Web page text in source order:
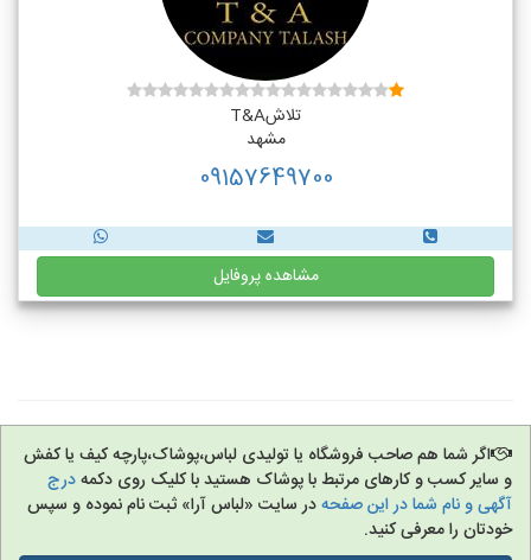
تلاشT&A
مشهد
09157649700
مشاهده پروفایل
اگر شما هم صاحب فروشگاه یا تولیدی لباس،پوشاک،پارچه کیف یا کفش
و سایر کسب و کارهای مرتبط با پوشاک هستید با کلیک روی دکمهدرج
آگهی و نام شما در این صفحهدر سایت «لباس آرا» ثبت نام نموده و سپس
خودتان را معرفی کنید.